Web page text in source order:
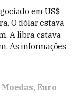
em US$
O dólar estava
A libra estava
As informações
Moedas Euro